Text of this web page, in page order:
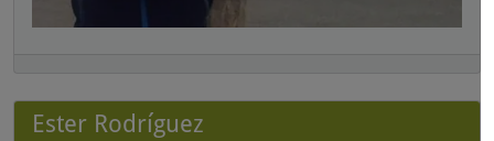
Ester Rodríguez